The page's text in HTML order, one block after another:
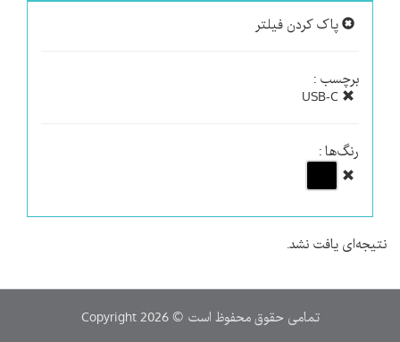
پاک کردن فیلتر
برچسب :
رنگ‌ها :
نتیجه‌ای یافت نشد.
Copyright 2026 © تمامی حقوق محفوظ است